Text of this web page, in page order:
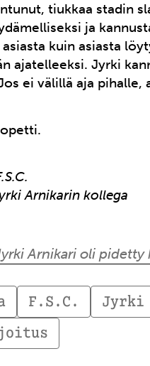
tiukkaa stadin
ja
kuin asiasta
ajatelleeksi. Jyrki
ei välillä aja pihalle,
Arnikarin kollega
Arnikari oli pidetty
F.S.C. Jyrki